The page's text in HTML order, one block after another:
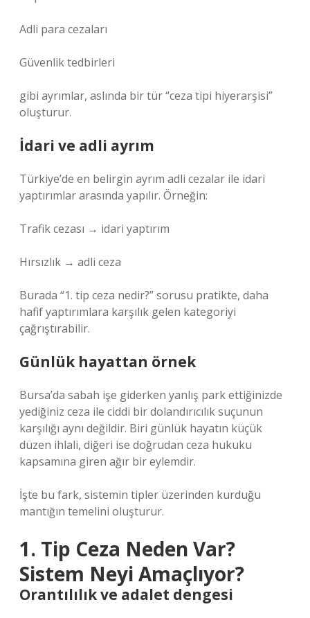
Adli para cezaları
Güvenlik tedbirleri
gibi ayrımlar, aslında bir tür “ceza tipi hiyerarşisi”
oluşturur.
İdari ve adli ayrım
Türkiye’de en belirgin ayrım adli cezalar ile idari
yaptırımlar arasında yapılır. Örneğin:
Trafik cezası → idari yaptırım
Hırsızlık → adli ceza
Burada “1. tip ceza nedir?” sorusu pratikte, daha
hafif yaptırımlara karşılık gelen kategoriyi
çağrıştırabilir.
Günlük hayattan örnek
Bursa’da sabah işe giderken yanlış park ettiğinizde
yediğiniz ceza ile ciddi bir dolandırıcılık suçunun
karşılığı aynı değildir. Biri günlük hayatın küçük
düzen ihlali, diğeri ise doğrudan ceza hukuku
kapsamına giren ağır bir eylemdir.
İşte bu fark, sistemin tipler üzerinden kurduğu
mantığın temelini oluşturur.
1. Tip Ceza Neden Var?
Sistem Neyi Amaçlıyor?
Orantılılık ve adalet dengesi